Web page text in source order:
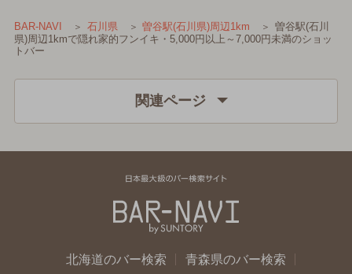
BAR-NAVI 石川県 曽谷駅(石川県)周辺1km
曽谷駅(石川
県)周辺1kmで隠れ家的フンイキ・5,000円以上～7,000円未満のショッ
トバー
関連ページ
北海道のバー検索
青森県のバー検索